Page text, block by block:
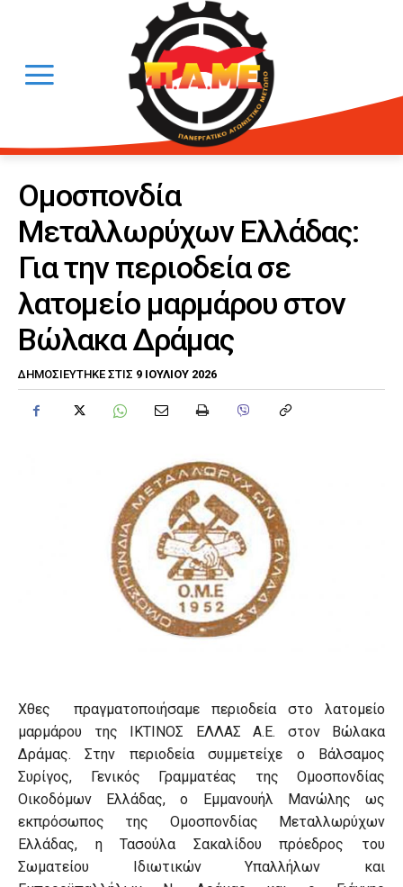
Ομοσπονδία
Μεταλλωρύχων Ελλάδας:
Για την περιοδεία σε
λατομείο μαρμάρου στον
Βώλακα Δράμας
ΔΗΜΟΣΙΕΎΤΗΚΕ ΣΤΙΣ 9 ΙΟΥΛΊΟΥ 2026
Χθες πραγματοποιήσαμε περιοδεία στο λατομείο
μαρμάρου της ΙΚΤΙΝΟΣ ΕΛΛΑΣ Α.Ε. στον Βώλακα
Δράμας. Στην περιοδεία συμμετείχε ο Βάλσαμος
Συρίγος, Γενικός Γραμματέας της Ομοσπονδίας
Οικοδόμων Ελλάδας, ο Εμμανουήλ Μανώλης ως
εκπρόσωπος της Ομοσπονδίας Μεταλλωρύχων
Ελλάδας, η Τασούλα Σακαλίδου πρόεδρος του
Σωματείου Ιδιωτικών Υπαλλήλων και